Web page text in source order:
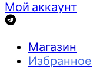
Мой аккаунт
Магазин
Избранное